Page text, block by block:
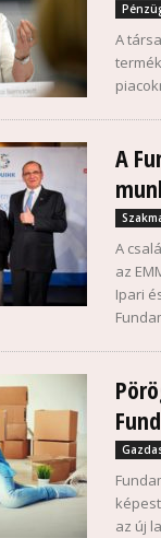
A
A
A
az
Ipari
az új